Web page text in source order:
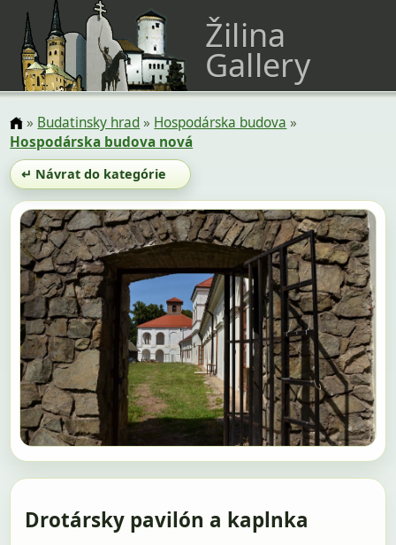
Žilina
Gallery
» Budatinsky hrad» Hospodárska budova »
Hospodárska budova nová
↵ Návrat do kategórie
Drotársky pavilón a kaplnka